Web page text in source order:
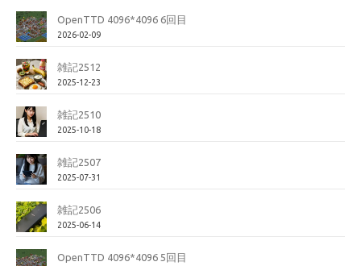
OpenTTD 4096*4096 6回目
2026-02-09
雑記2512
2025-12-23
雑記2510
2025-10-18
雑記2507
2025-07-31
雑記2506
2025-06-14
OpenTTD 4096*4096 5回目